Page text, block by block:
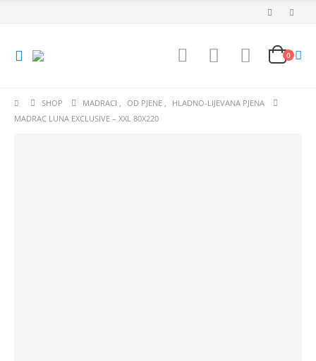
0
SHOP MADRACI , OD PJENE ,
HLADNO-LIJEVANA PJENA
MADRAC LUNA EXCLUSIVE – XXL 80X220